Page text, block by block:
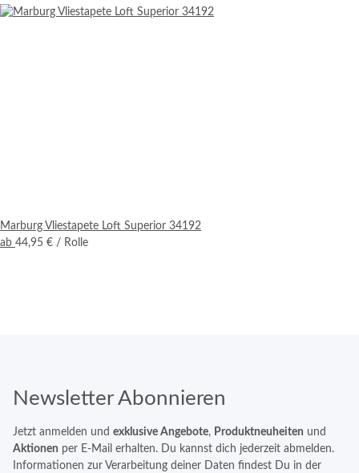
Marburg Vliestapete Loft Superior 34192
ab 44,95 € / Rolle
Newsletter Abonnieren
Jetzt anmelden und exklusive Angebote, Produktneuheiten und
Aktionen per E-Mail erhalten. Du kannst dich jederzeit abmelden.
Informationen zur Verarbeitung deiner Daten findest Du in der